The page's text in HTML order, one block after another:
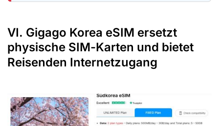
VI. Gigago Korea eSIM ersetzt
physische SIM-Karten und bietet
Reisenden Internetzugang